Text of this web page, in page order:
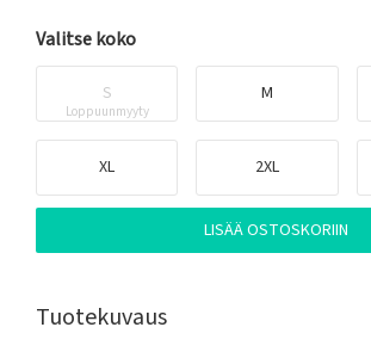
Valitse koko
S
Loppuunmyyty
M
XL 2XL
LISÄÄ OSTOSKORIIN
Tuotekuvaus